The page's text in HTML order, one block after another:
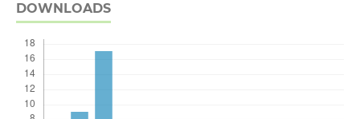
DOWNLOADS